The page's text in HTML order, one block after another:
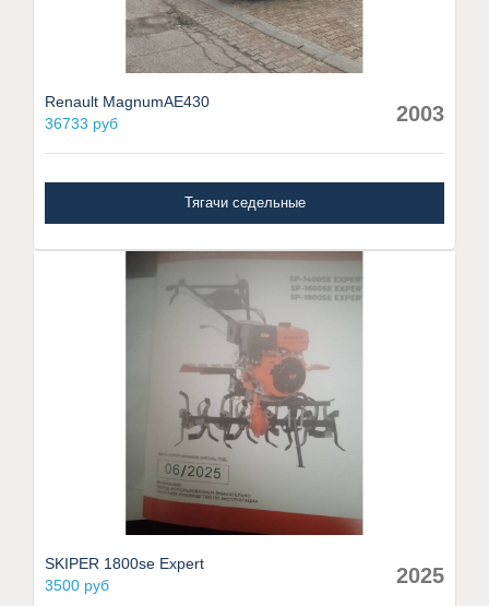
Renault MagnumAE430
36733 руб
2003
Тягачи седельные
SKIPER 1800se Expert
3500 руб
2025